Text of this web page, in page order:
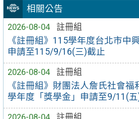
相關公告
2026-08-04
註冊組
《註冊組》115學年度台北市中
申請至115/9/16(三)截止
2026-08-04
註冊組
《註冊組》財團法人詹氏社會
學年度「獎學金」申請至9/11(
2026-08-04
註冊組